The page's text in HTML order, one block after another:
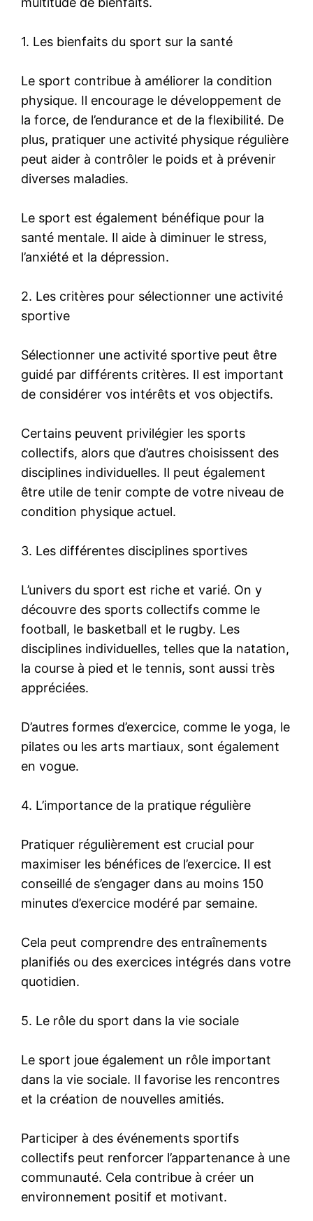
1. Les bienfaits du sport sur la santé
Le sport contribue à améliorer la condition
physique. Il encourage le développement de
la force, de l’endurance et de la flexibilité. De
plus, pratiquer une activité physique régulière
peut aider à contrôler le poids et à prévenir
diverses maladies.
Le sport est également bénéfique pour la
santé mentale. Il aide à diminuer le stress,
l’anxiété et la dépression.
2. Les critères pour sélectionner une activité
sportive
Sélectionner une activité sportive peut être
guidé par différents critères. Il est important
de considérer vos intérêts et vos objectifs.
Certains peuvent privilégier les sports
collectifs, alors que d’autres choisissent des
disciplines individuelles. Il peut également
être utile de tenir compte de votre niveau de
condition physique actuel.
3. Les différentes disciplines sportives
L’univers du sport est riche et varié. On y
découvre des sports collectifs comme le
football, le basketball et le rugby. Les
disciplines individuelles, telles que la natation,
la course à pied et le tennis, sont aussi très
appréciées.
D’autres formes d’exercice, comme le yoga, le
pilates ou les arts martiaux, sont également
en vogue.
4. L’importance de la pratique régulière
Pratiquer régulièrement est crucial pour
maximiser les bénéfices de l’exercice. Il est
conseillé de s’engager dans au moins 150
minutes d’exercice modéré par semaine.
Cela peut comprendre des entraînements
planifiés ou des exercices intégrés dans votre
quotidien.
5. Le rôle du sport dans la vie sociale
Le sport joue également un rôle important
dans la vie sociale. Il favorise les rencontres
et la création de nouvelles amitiés.
Participer à des événements sportifs
collectifs peut renforcer l’appartenance à une
communauté. Cela contribue à créer un
environnement positif et motivant.